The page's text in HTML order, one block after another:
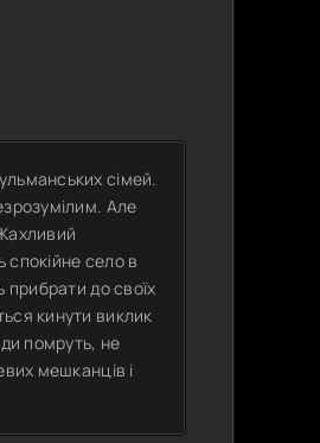
сімей.
Але
село в
до своїх
кинути виклик
помруть, не
мешканців і